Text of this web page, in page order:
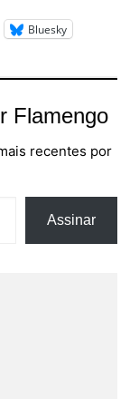
Bluesky
Flamengo
recentes por
Assinar